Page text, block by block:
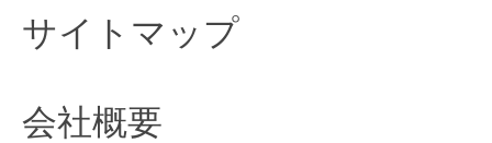
サイトマップ
会社概要